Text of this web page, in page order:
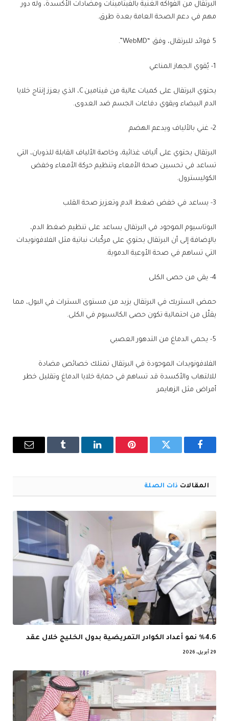
البرتقال من الفواكه الغنية بالفيتامينات ومضادات الأكسدة، وله دور
مهم في دعم الصحة العامة بعدة طرق.
5 فوائد للبرتقال، وفق “WebMD”.
1- يُقوي الجهاز المناعي
يحتوي البرتقال على كميات عالية من فيتامين C، الذي يعزز إنتاج خلايا
الدم البيضاء ويقوي دفاعات الجسم ضد العدوى.
2- غني بالألياف ويدعم الهضم
البرتقال يحتوي على ألياف غذائية، وخاصة الألياف القابلة للذوبان، التي
تساعد في تحسين صحة الأمعاء وتنظيم حركة الأمعاء وخفض
الكوليسترول.
3- يساعد في خفض ضغط الدم وتعزيز صحة القلب
البوتاسيوم الموجود في البرتقال يساعد على تنظيم ضغط الدم،
بالإضافة إلى أن البرتقال يحتوي على مركّبات نباتية مثل الفلافونويدات
التي تساهم في صحة الأوعية الدموية.
4- يقي من حصى الكلى
حمض الستريك في البرتقال يزيد من مستوى السترات في البول، مما
يقلّل من احتمالية تكون حصى الكالسيوم في الكلى.
5- يحمي الدماغ من التدهور العصبي
الفلافونويدات الموجودة في البرتقال تمتلك خصائص مضادة
للالتهاب والأكسدة قد تساهم في حماية خلايا الدماغ وتقليل خطر
أمراض مثل الزهايمر.
فيسبوك تويتر بينتيريستلينكدإن Tumblr
البريد
المقالات ذات الصلة
%4.6 نمو أعداد الكوادر التمريضية بدول الخليج خلال عقد
29 أبريل، 2026